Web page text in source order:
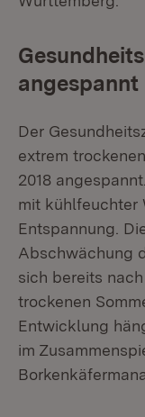
angespannt
Der
extrem
2018
mit kühlfeuchter
Entspannung.
Abschwächung
sich bereits
trockenen
Entwicklung
im